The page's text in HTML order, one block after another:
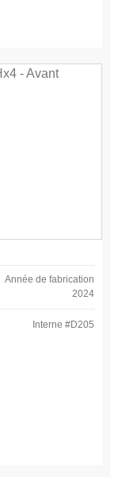
Année de fabrication
2024
Interne #D205